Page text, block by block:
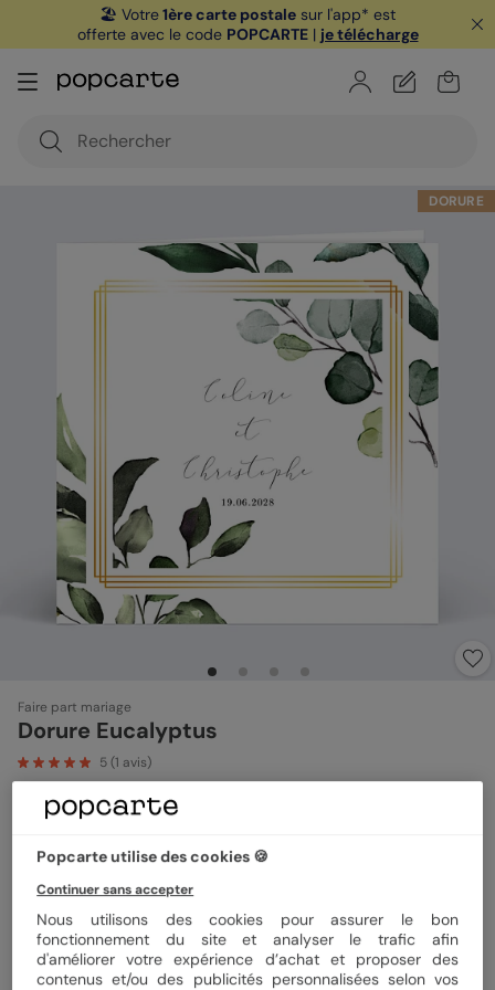
🏖️ Votre1ère carte postale sur l'app* est
offerte avec le code POPCARTE| je télécharge
DORURE
Faire part mariage
Dorure Eucalyptus
5(1 avis)
Quantité 8 cartes
Popcarte utilise des cookies 🍪
Continuer sans accepter
Nous utilisons des cookies pour assurer le bon
fonctionnement du site et analyser le trafic afin
d'améliorer votre expérience d’achat et proposer des
contenus et/ou des publicités personnalisées selon vos